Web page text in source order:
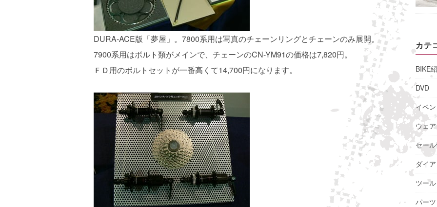
DURA-ACE版「夢屋」。7800系用は写真のチェーンリングとチェーンのみ展開。
7900系用はボルト類がメインで、チェーンのCN-YM91の価格は7,820円。
ＦＤ用のボルトセットが一番高くて14,700円になります。
カテ
BIKE
DVD
イベン
ウェア
セー
ダイ
ツール
パーツ